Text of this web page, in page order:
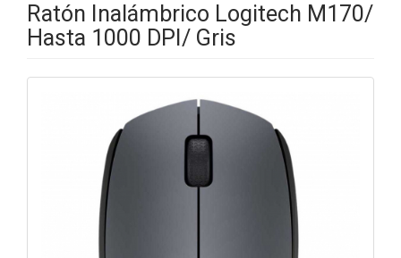
Ratón Inalámbrico Logitech M170/
Hasta 1000 DPI/ Gris